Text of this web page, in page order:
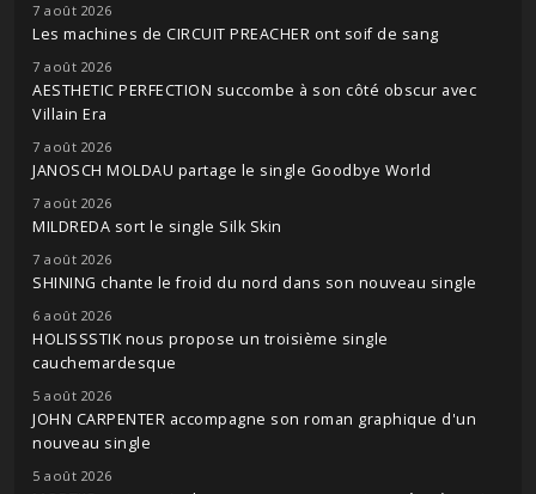
7 août 2026
Les machines de CIRCUIT PREACHER ont soif de sang
7 août 2026
AESTHETIC PERFECTION succombe à son côté obscur avec
Villain Era
7 août 2026
JANOSCH MOLDAU partage le single Goodbye World
7 août 2026
MILDREDA sort le single Silk Skin
7 août 2026
SHINING chante le froid du nord dans son nouveau single
6 août 2026
HOLISSSTIK nous propose un troisième single
cauchemardesque
5 août 2026
JOHN CARPENTER accompagne son roman graphique d'un
nouveau single
5 août 2026